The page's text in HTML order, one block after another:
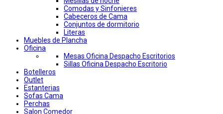
Comodas y Sinfonieres
Cabeceros de Cama
Conjuntos de dormitorio
Literas
Muebles de Plancha
Oficina
Mesas Oficina Despacho Escritorios
Sillas Oficina Despacho Escritorio
Botelleros
Outlet
Estanterias
Sofas Cama
Perchas
Salon Comedor